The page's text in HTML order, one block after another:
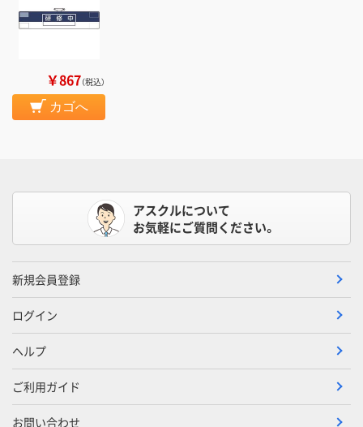
￥867（税込）
カゴへ
アスクルについて
お気軽にご質問ください。
新規会員登録
ログイン
ヘルプ
ご利用ガイド
お問い合わせ